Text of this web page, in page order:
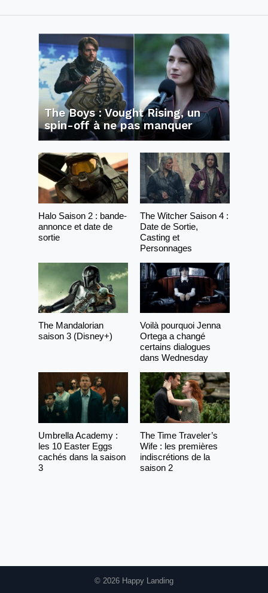
The Boys : Vought Rising, un
spin-off à ne pas manquer
Halo Saison 2 : bande-
annonce et date de
sortie
The Witcher Saison 4 :
Date de Sortie,
Casting et
Personnages
The Mandalorian
saison 3 (Disney+)
Voilà pourquoi Jenna
Ortega a changé
certains dialogues
dans Wednesday
Umbrella Academy :
les 10 Easter Eggs
cachés dans la saison
3
The Time Traveler’s
Wife : les premières
indiscrétions de la
saison 2
© 2026 Happy Landing